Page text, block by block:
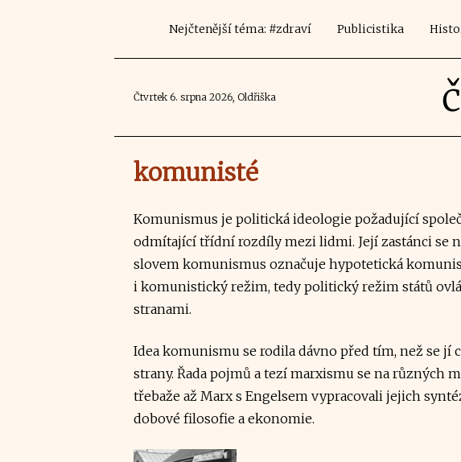
Nejčtenější téma: #zdraví Publicistika
Čtvrtek 6. srpna 2026, Oldřiška
komunisté
Komunismus je politická ideologie požadující
odmítající třídní rozdíly mezi lidmi. Její zastánci se
slovem komunismus označuje hypotetická
i komunistický režim, tedy politický režim států
stranami.
Idea komunismu se rodila dávno před tím, než se jí
strany. Řada pojmů a tezí marxismu se na různých
třebaže až Marx s Engelsem vypracovali jejich
dobové filosofie a ekonomie.